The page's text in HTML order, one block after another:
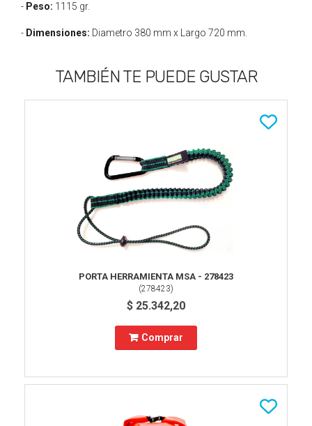
- Peso: 1115 gr.
- Dimensiones: Diametro 380 mm x Largo 720 mm.
TAMBIÉN TE PUEDE GUSTAR
PORTA HERRAMIENTA MSA - 278423
(278423)
$ 25.342,20
Comprar